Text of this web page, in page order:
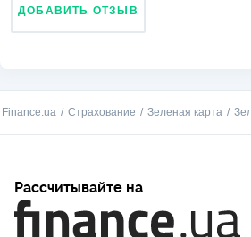
ДОБАВИТЬ ОТЗЫВ
Finance.ua Страхование Зеленая карта
Рассчитывайте на